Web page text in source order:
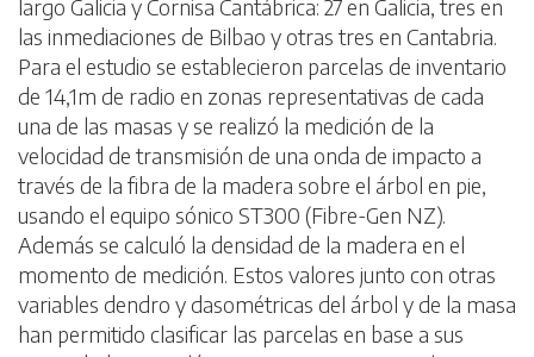
largo Galicia y Cornisa Cantábrica: 27 en Galicia, tres en
las inmediaciones de Bilbao y otras tres en Cantabria.
Para el estudio se establecieron parcelas de inventario
de 14,1m de radio en zonas representativas de cada
una de las masas y se realizó la medición de la
velocidad de transmisión de una onda de impacto a
través de la fibra de la madera sobre el árbol en pie,
usando el equipo sónico ST300 (Fibre-Gen NZ).
Además se calculó la densidad de la madera en el
momento de medición. Estos valores junto con otras
variables dendro y dasométricas del árbol y de la masa
han permitido clasificar las parcelas en base a sus